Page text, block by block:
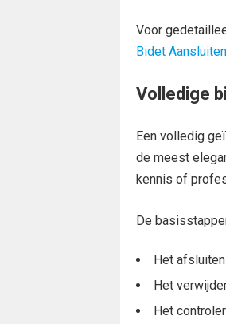
Voor
Bidet
Volledige
Een volledig
de meest
kennis of
De
Het
Het
Het